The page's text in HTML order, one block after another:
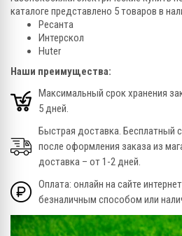
каталоге представлено 5 товаров в
Ресанта
Интерскол
Huter
Наши преимущества:
Максимальный срок хранения
5 дней.
Быстрая доставка. Бесплатный
после оформления заказа из
доставка – от 1-2 дней.
Оплата: онлайн на сайте
безналичным способом или